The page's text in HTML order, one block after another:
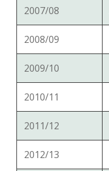
2007/08
2008/09
2009/10
2010/11
2011/12
2012/13